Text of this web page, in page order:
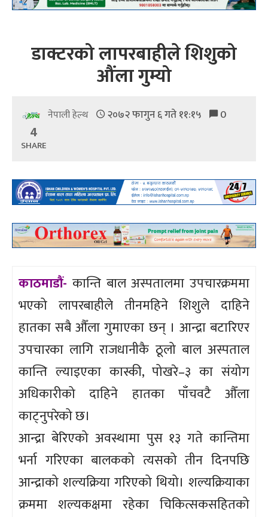
डाक्टरको लापरबाहीले शिशुको
औंला गुम्यो
नेपाली हेल्थ २०७२ फागुन ६ गते ११:१५ 0
4
SHARE
काठमाडौं- कान्ति बाल अस्पतालमा उपचारक्रममा
भएको लापरबाहीले तीनमहिने शिशुले दाहिने
हातका सबै औँला गुमाएका छन् । आन्द्रा बटारिएर
उपचारका लागि राजधानीकै ठूलो बाल अस्पताल
कान्ति ल्याइएका कास्की, पोखरे–३ का संयोग
अधिकारीको दाहिने हातका पाँचवटै औँला
काट्नुपरेको छ।
आन्द्रा बेरिएको अवस्थामा पुस १३ गते कान्तिमा
भर्ना गरिएका बालकको त्यसको तीन दिनपछि
आन्द्राको शल्यक्रिया गरिएको थियो। शल्यक्रियाका
क्रममा शल्यकक्षमा रहेका चिकित्सकसहितको